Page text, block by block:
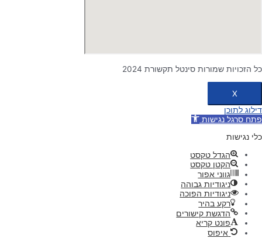
כל הזכויות שמורות סינטל תקשורת 2024
X
דילוג לתוכן
פתח סרגל נגישות
כלי נגישות
הגדל טקסט
הקטן טקסט
גווני אפור
ניגודיות גבוהה
ניגודיות הפוכה
רקע בהיר
הדגשת קישורים
פונט קריא
איפוס